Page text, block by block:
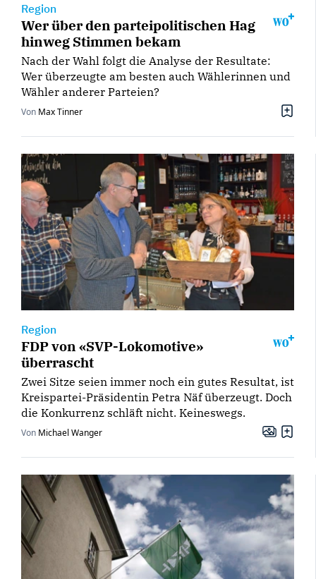
Region
Wer über den parteipolitischen Hag
hinweg Stimmen bekam
Nach der Wahl folgt die Analyse der Resultate:
Wer überzeugte am besten auch Wählerinnen und
Wähler anderer Parteien?
Von Max Tinner
Region
FDP von «SVP-Lokomotive»
überrascht
Zwei Sitze seien immer noch ein gutes Resultat, ist
Kreispartei-Präsidentin Petra Näf überzeugt. Doch
die Konkurrenz schläft nicht. Keineswegs.
Von Michael Wanger